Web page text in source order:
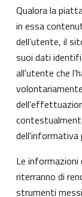
Qualora la
in essa
dell’utente, il
suoi dati
all'utente che
dell'informativa
Le
riterranno di
strumenti